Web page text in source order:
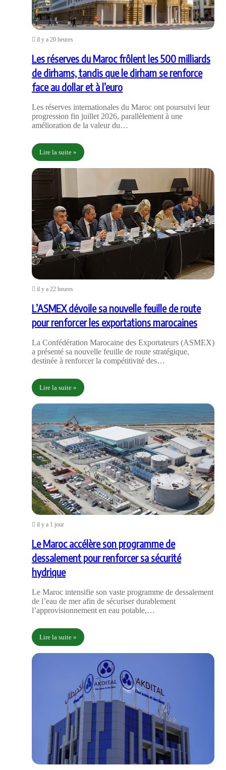
il y a 20 heures
Les réserves du Maroc frôlent les 500 milliards
de dirhams, tandis que le dirham se renforce
face au dollar et à l’euro
Les réserves internationales du Maroc ont poursuivi leur
progression fin juillet 2026, parallèlement à une
amélioration de la valeur du…
Lire la suite »
il y a 22 heures
L’ASMEX dévoile sa nouvelle feuille de route
pour renforcer les exportations marocaines
La Confédération Marocaine des Exportateurs (ASMEX)
a présenté sa nouvelle feuille de route stratégique,
destinée à renforcer la compétitivité des…
Lire la suite »
il y a 1 jour
Le Maroc accélère son programme de
dessalement pour renforcer sa sécurité
hydrique
Le Maroc intensifie son vaste programme de dessalement
de l’eau de mer afin de sécuriser durablement
l’approvisionnement en eau potable,…
Lire la suite »